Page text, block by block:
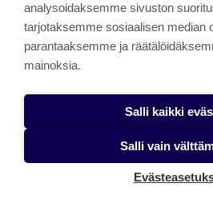
Verkkopedagogiikka
Yrittäjyyskasvatus
Yritykset
analysoidaksemme sivuston
tarjotaksemme sosiaalisen median
parantaaksemme ja
mainoksia.
Salli kaikki
Salli vain